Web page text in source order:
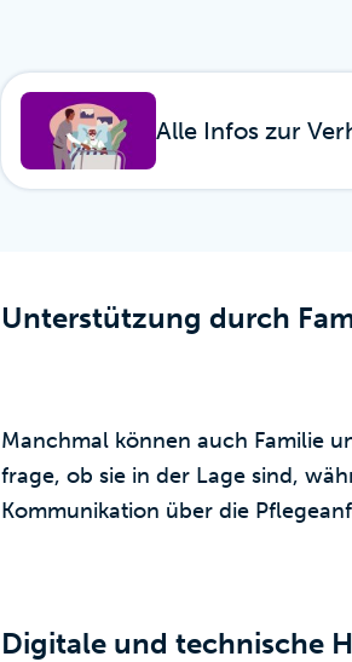
Alle Infos zur
Unterstützung durch
Manchmal können auch Familie
frage, ob sie in der Lage sind,
Kommunikation über die
Digitale und technische